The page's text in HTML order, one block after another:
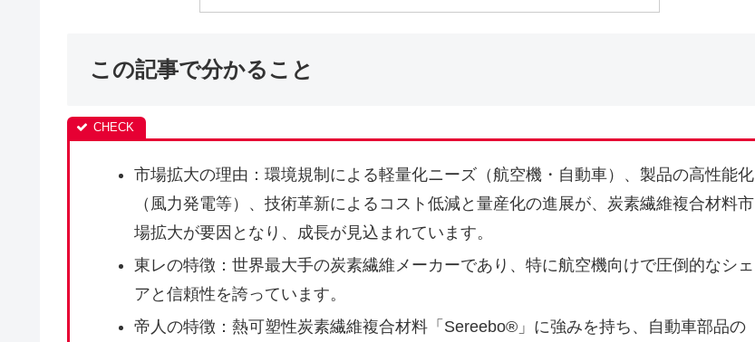
この記事で分かること
市場拡大の理由：環境規制による軽量化ニーズ（航空機・自動車）、製品の高性能化
（風力発電等）、技術革新によるコスト低減と量産化の進展が、炭素繊維複合材料市
場拡大が要因となり、成長が見込まれています。
東レの特徴：世界最大手の炭素繊維メーカーであり、特に航空機向けで圧倒的なシェ
アと信頼性を誇っています。
帝人の特徴：熱可塑性炭素繊維複合材料「Sereebo®」に強みを持ち、自動車部品の